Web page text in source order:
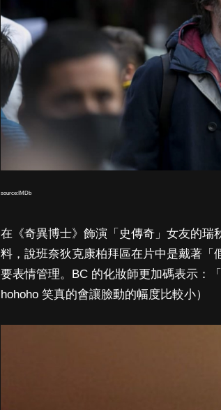
source:IMDb
在《奇異博士》飾演「史傳奇」女友的瑞
料，說班奈狄克康柏拜區在片中是戴著「
要表情管理。BC 的化妝師更加碼表示：
hohoho 笑真的會讓臉動的幅度比較小）